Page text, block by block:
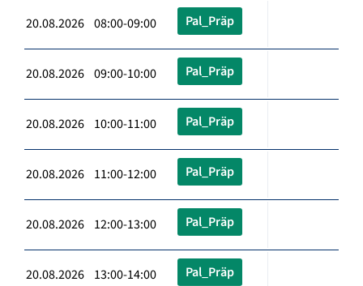
20.08.2026 08:00-09:00 Pal_Präp
20.08.2026 09:00-10:00 Pal_Präp
20.08.2026 10:00-11:00 Pal_Präp
20.08.2026 11:00-12:00 Pal_Präp
20.08.2026 12:00-13:00 Pal_Präp
20.08.2026 13:00-14:00 Pal_Präp